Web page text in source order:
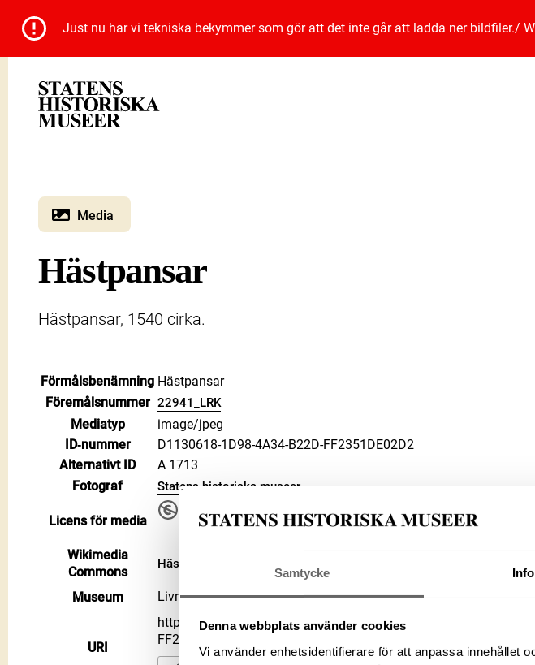
Samtycke
Denna webbplats använder cookies
Vi använder enhetsidentifierare för att anpassa innehållet
Just nu har vi tekniska bekymmer som gör att det inte går att ladda ner bildfiler./
Media
Hästpansar
Hästpansar, 1540 cirka.
Förmålsbenämning Hästpansar
Föremålsnummer 22941_LRK
Mediatyp
image/jpeg
ID‑nummer
D1130618-1D98-4A34-B22D-FF2351DE02D2
Alternativt ID
A 1713
Fotograf
Statens historiska museer
Licens för media
använda på alla sätt. Ange gärna upphovsperson om denne är känd.
Wikimedia
Commons
Hästpansar på Wikimedia Commons
Museum Livrustkammaren
URI
https://samlingar.shm.se/media/D1130618-1D98-4A34-B22D-
FF2351DE02D2